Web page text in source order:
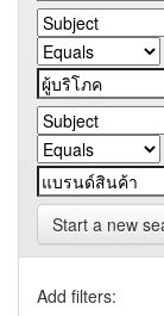
Start a new
Add filters: